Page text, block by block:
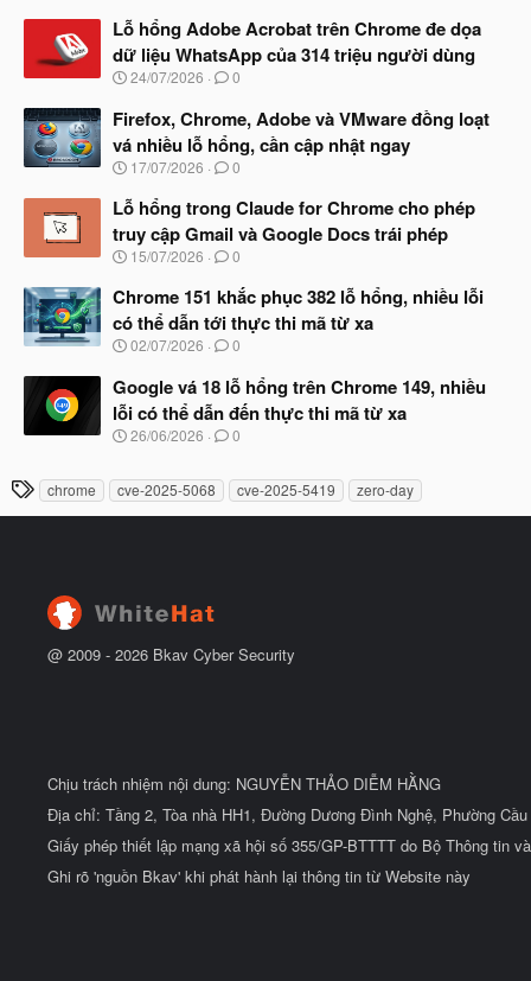
à
b
ắ
đ
ầ
u
Lỗ hổng Adobe Acrobat trên Chrome đe dọa
dữ liệu WhatsApp của 314 triệu người dùng
N
à
y
b
ắ
đ
ầ
u
24/07/2026 0
Firefox, Chrome, Adobe và VMware đồng loạt
vá nhiều lỗ hổng, cần cập nhật ngay
N
à
b
ắ
đ
ầ
u
17/07/2026 0
Lỗ hổng trong Claude for Chrome cho phép
truy cập Gmail và Google Docs trái phép
N
à
b
ắ
đ
ầ
u
15/07/2026 0
Chrome 151 khắc phục 382 lỗ hổng, nhiều lỗi
có thể dẫn tới thực thi mã từ xa
N
à
y
b
ắ
đ
ầ
u
02/07/2026 0
Google vá 18 lỗ hổng trên Chrome 149, nhiều
lỗi có thể dẫn đến thực thi mã từ xa
N
y
u
26/06/2026 0
T
h
chrome cve-2025-5068 cve-2025-5419 zero-day
@ 2009 - 2026 Bkav Cyber Security
Chịu trách nhiệm nội dung: NGUYỄN THẢO DIỄM HẰNG
Địa chỉ: Tầng 2, Tòa nhà HH1, Đường Dương Đình Nghệ, Phường
Giấy phép thiết lập mạng xã hội số 355/GP-BTTTT do Bộ Thông tin
Ghi rõ 'nguồn Bkav' khi phát hành lại thông tin từ Website này